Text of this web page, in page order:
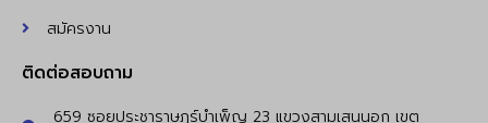
สมัครงาน
ติดต่อสอบถาม
659 ซอยประชาราษฎร์บำเพ็ญ 23 แขวงสามเสนนอก เขต